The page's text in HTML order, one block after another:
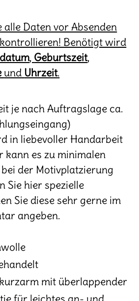
alle Daten vor Absenden
Benötigt wird
, Geburtszeit,
und Uhrzeit.
je nach Auftragslage ca.
in liebevoller Handarbeit
kann es zu minimalen
der Motivplatzierung
Sie hier spezielle
Sie diese sehr gerne im
angeben.
mit überlappender